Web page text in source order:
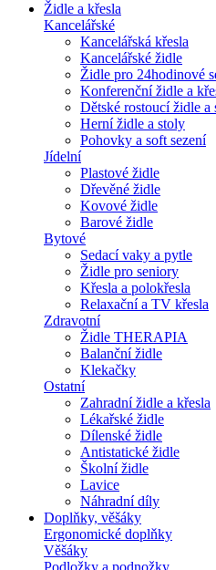
Židle a křesla
Kancelářské
Kancelářská křesla
Kancelářské židle
Židle pro 24hodinové
Konferenční židle a
Dětské rostoucí židle a
Herní židle a stoly
Pohovky a soft sezení
Jídelní
Plastové židle
Dřevěné židle
Kovové židle
Barové židle
Bytové
Sedací vaky a pytle
Židle pro seniory
Křesla a polokřesla
Relaxační a TV křesla
Zdravotní
Židle THERAPIA
Balanční židle
Klekačky
Ostatní
Zahradní židle a křesla
Lékařské židle
Dílenské židle
Antistatické židle
Školní židle
Lavice
Náhradní díly
Doplňky, věšáky
Ergonomické doplňky
Věšáky
Podložky a podnožky